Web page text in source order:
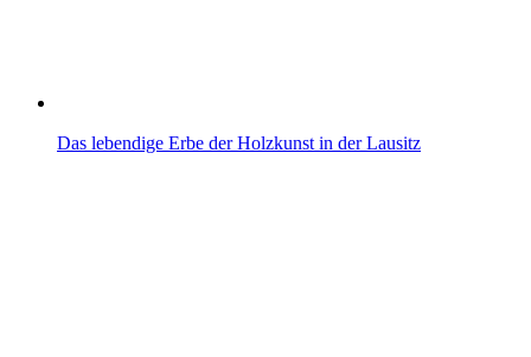
Das lebendige Erbe der Holzkunst in der Lausitz